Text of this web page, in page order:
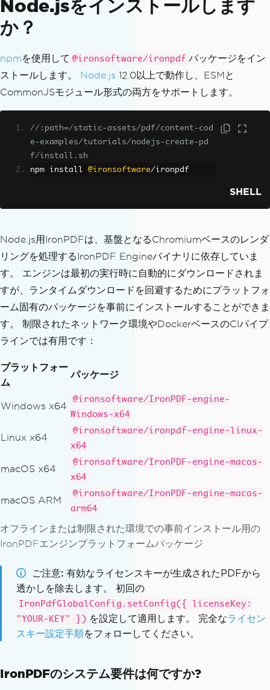
Node.jsをインストールします
か？
npmを使用して @ironsoftware/ironpdf パッケージをイン
ストールします。 Node.js 12.0以上で動作し、ESMと
CommonJSモジュール形式の両方をサポートします。
//:path=/static-assets/pdf/content-cod
e-examples/tutorials/nodejs-create-pd
f/install.sh
npm install @ironsoftware/ironpdf
SHELL
Node.js用IronPDFは、基盤となるChromiumベースのレンダ
リングを処理するIronPDF Engineバイナリに依存していま
す。 エンジンは最初の実行時に自動的にダウンロードされま
すが、ランタイムダウンロードを回避するためにプラットフォ
ーム固有のパッケージを事前にインストールすることができま
す。 制限されたネットワーク環境やDockerベースのCIパイプ
ラインでは有用です：
オフラインまたは制限された環境での事前インストール用の
IronPDFエンジンプラットフォームパッケージ
プラットフォー
ム
パッケージ
Windows x64
@ironsoftware/IronPDF-engine-
Windows-x64
Linux x64
@ironsoftware/ironpdf-engine-linux-
x64
macOS x64
@ironsoftware/IronPDF-engine-macos-
x64
macOS ARM
@ironsoftware/IronPDF-engine-macos-
arm64
ご注意 有効なライセンスキーが生成されたPDFから
透かしを除去します。 初回の
IronPdfGlobalConfig.setConfig({ licenseKey:
"YOUR-KEY" }) を設定して適用します。 完全なライセン
スキー設定手順をフォローしてください。
IronPDFのシステム要件は何ですか?